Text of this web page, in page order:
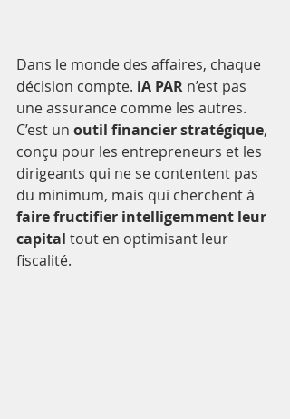
Dans le monde des affaires, chaque
décision compte. iA PAR n’est pas
une assurance comme les autres.
C’est un outil financier stratégique,
conçu pour les entrepreneurs et les
dirigeants qui ne se contentent pas
du minimum, mais qui cherchent à
faire fructifier intelligemment leur
capital tout en optimisant leur
fiscalité.